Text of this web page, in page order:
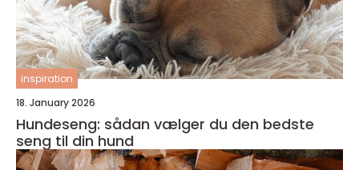
inspiration
18. January 2026
Hundeseng: sådan vælger du den bedste
seng til din hund